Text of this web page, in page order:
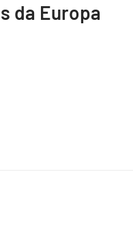
da Europa